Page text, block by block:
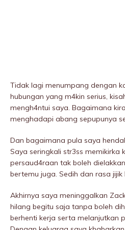
Tidak lagi menumpang dengan
hubungan yang m4kin serius,
mengh4ntui saya. Bagaimana
menghadapi abang sepupunya
Dan bagaimana pula saya
Saya seringkali str3ss memikirka
persaud4raan tak boleh
bertemu juga. Sedih dan rasa
Akhirnya saya meninggaIkan
hilang begitu saja tanpa boleh
berhenti kerja serta melanjutkan